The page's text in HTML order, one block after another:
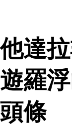
他達
遊羅
頭條